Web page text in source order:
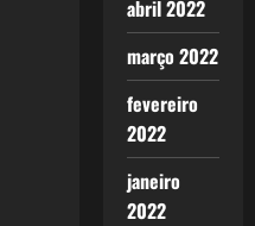
abril 2022
março 2022
fevereiro
2022
janeiro
2022